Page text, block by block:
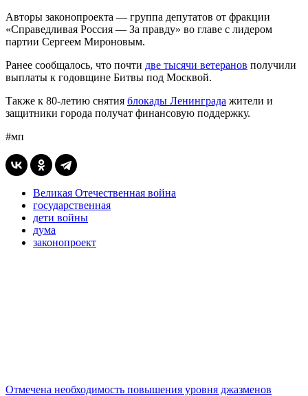
Авторы законопроекта — группа депутатов от фракции
«Справедливая Россия — За правду» во главе с лидером
партии Сергеем Мироновым.
Ранее сообщалось, что почти две тысячи ветеранов получили
выплаты к годовщине Битвы под Москвой.
Также к 80-летию снятия блокады Ленинграда жители и
защитники города получат финансовую поддержку.
#мп
Великая Отечественная война
государственная
дети войны
дума
законопроект
Отмечена необходимость повышения уровня джазменов